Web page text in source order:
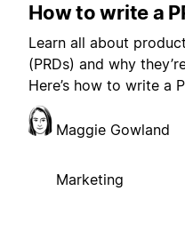
How to write a
Learn all about
(PRDs) and why
Here’s how to write a
Maggie Gowland
Marketing